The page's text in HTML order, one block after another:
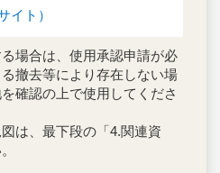
イト）
る場合は、使用承認申請が必
撤去等により存在しない場
確認の上で使用してくださ
は、最下段の「4.関連資